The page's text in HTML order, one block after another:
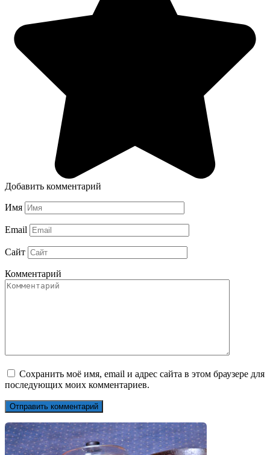
Добавить комментарий
Имя
Email
Сайт
Комментарий
Сохранить моё имя, email и адрес сайта в этом браузере для
последующих моих комментариев.